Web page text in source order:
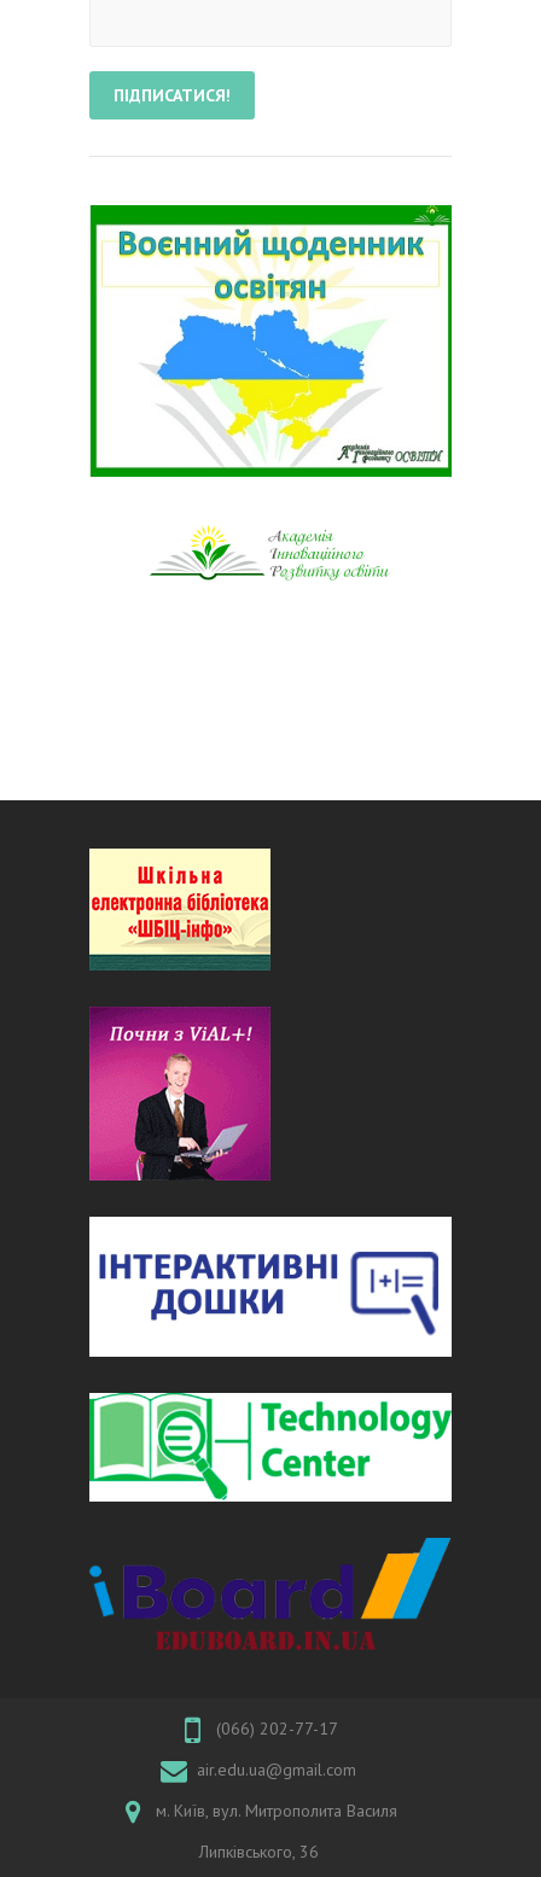
(066) 202-77-17
air.edu.ua@gmail.com
м. Київ, вул. Митрополита Василя
Липківського, 36